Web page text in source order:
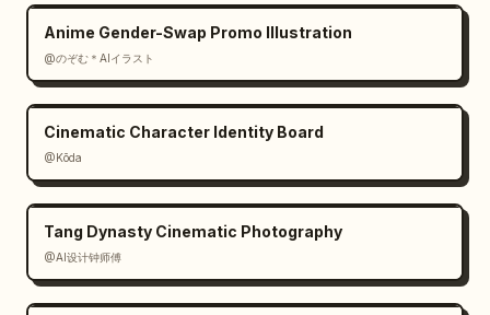
khí ngượng ngùng của ba người được thể hiện
qua biểu cảm và khoảng cách.","台词字幕":
Chào..."],"机位示意图":{"diagram":"sơ đồ khối
["1","2","3"],"positions":{"1":"bên
trái","2":"trung tâm phía trên","3":"bên
phải"}}},"rendering":{"language":"Tiếng Trung
cho tất cả các tiêu đề và chú thích hiển
thị","image_quality":"bảng trình bày phân
Anime Gender-Swap Promo Illustration
@のぞむ＊AIイラスト
Cinematic Character Identity Board
@Kōda
Tang Dynasty Cinematic Photography
@AI设计钟师傅